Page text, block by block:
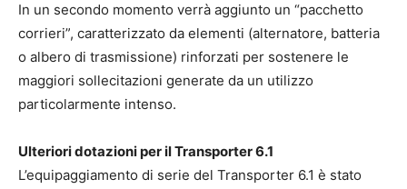
In un secondo momento verrà aggiunto un “pacchetto
corrieri”, caratterizzato da elementi (alternatore, batteria
o albero di trasmissione) rinforzati per sostenere le
maggiori sollecitazioni generate da un utilizzo
particolarmente intenso.
Ulteriori dotazioni per il Transporter 6.1
L’equipaggiamento di serie del Transporter 6.1 è stato